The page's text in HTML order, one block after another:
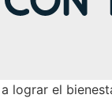
lograr el